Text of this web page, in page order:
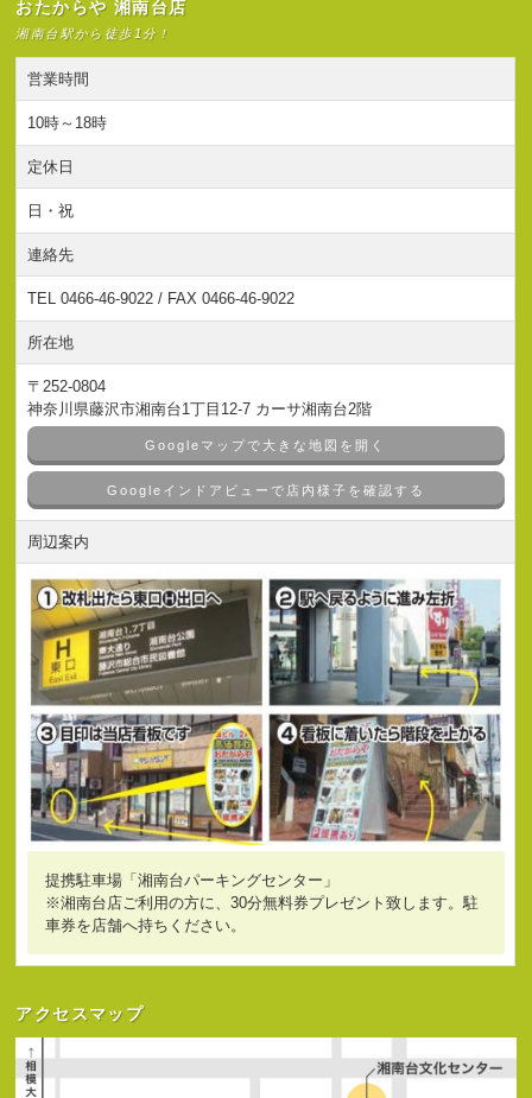
おたからや 湘南台店
湘南台駅から徒歩1分！
営業時間
10時～18時
定休日
日・祝
連絡先
TEL 0466-46-9022 / FAX 0466-46-9022
所在地
〒252-0804
神奈川県藤沢市湘南台1丁目12-7 カーサ湘南台2階
Googleマップで大きな地図を開く
Googleインドアビューで店内様子を確認する
周辺案内
提携駐車場「湘南台パーキングセンター」
※湘南台店ご利用の方に、30分無料券プレゼント致します。駐
車券を店舗へ持ちください。
アクセスマップ